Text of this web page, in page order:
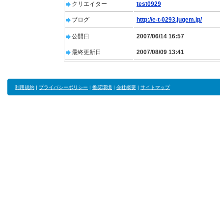
クリエイター test0929
ブログ http://e-t-0293.jugem.jp/
公開日 2007/06/14 16:57
最終更新日 2007/08/09 13:41
利用規約 | プライバシーポリシー | 推奨環境 | 会社概要 | サイトマップ